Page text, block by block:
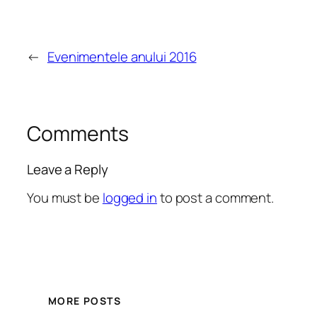
← Evenimentele anului 2016
Comments
Leave a Reply
You must be logged into post a comment.
MORE POSTS